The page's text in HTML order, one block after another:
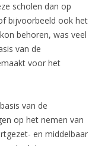
scholen dan op
bijvoorbeeld ook het
behoren, was veel
van de
voor het
van de
op het nemen van
en middelbaar